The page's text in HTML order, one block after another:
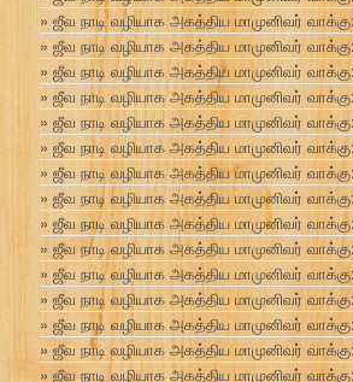
ஜீவ நாடி வழியாக அகத்திய மாமுனிவர்
ஜீவ நாடி வழியாக அகத்திய மாமுனிவர்
ஜீவ நாடி வழியாக அகத்திய மாமுனிவர்
ஜீவ நாடி வழியாக அகத்திய மாமுனிவர்
ஜீவ நாடி வழியாக அகத்திய மாமுனிவர்
ஜீவ நாடி வழியாக அகத்திய மாமுனிவர்
ஜீவ நாடி வழியாக அகத்திய மாமுனிவர்
ஜீவ நாடி வழியாக அகத்திய மாமுனிவர்
ஜீவ நாடி வழியாக அகத்திய மாமுனிவர்
ஜீவ நாடி வழியாக அகத்திய மாமுனிவர்
ஜீவ நாடி வழியாக அகத்திய மாமுனிவர்
ஜீவ நாடி வழியாக அகத்திய மாமுனிவர்
ஜீவ நாடி வழியாக அகத்திய மாமுனிவர்
ஜீவ நாடி வழியாக அகத்திய மாமுனிவர்
ஜீவ நாடி வழியாக அகத்திய மாமுனிவர்